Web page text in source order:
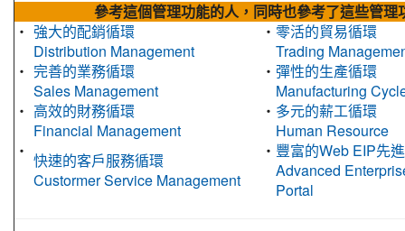
參考這個管理功能的人，同時也參考了這些管理
‧ 強大的配銷循環
Distribution Management
‧ 零活的貿易循環
Trading
‧ 完善的業務循環
Sales Management
‧ 彈性的生產循環
Manufacturing
‧ 高效的財務循環
Financial Management
‧ 多元的薪工循環
Human Resource
‧ 快速的客戶服務循環
Custormer Service Management
‧ 豐富的Web EIP先
Advanced
Portal